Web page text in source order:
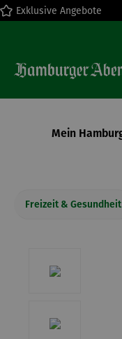
Zur
Exklusive Angebote
Mein
Freizeit & Gesundheit